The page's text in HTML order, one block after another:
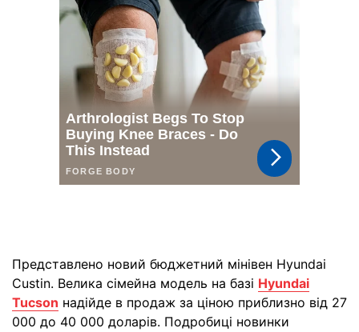
Представлено новий бюджетний мінівен Hyundai
Custin. Велика сімейна модель на базі Hyundai
Tucson надійде в продаж за ціною приблизно від 27
000 до 40 000 доларів. Подробиці новинки